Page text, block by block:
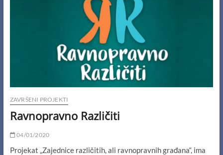
ZAVRŠENI PROJEKTI
Ravnopravno Različiti
04/01/2020
Projekat „Zajednice različitih, ali ravnopravnih građana“, ima